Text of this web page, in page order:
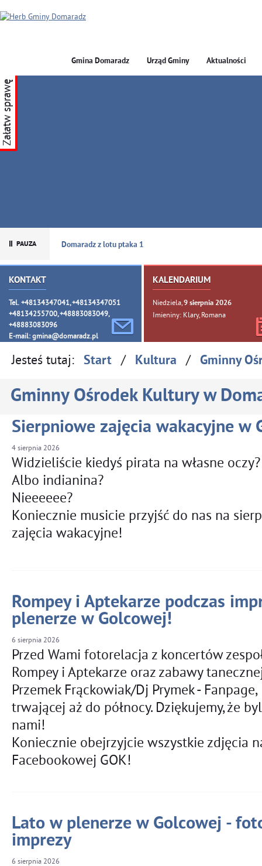
GMINA DOMARADZ
Gmina Domaradz Urząd Gminy Aktualności
Domaradz z lotu ptaka 1
KONTAKT
Tel. +48134347041, +48134347051
+48134255700, +48883083049,
+48883083096
E-mail: gmina@domaradz.pl
KALENDARIUM
Niedziela, 9sierpnia 2026
Imieniny: Klary, Romana
Załatw sprawę
Jesteś tutaj: Start / Kultura / Gminny
Gminny Ośrodek Kultury w
Sierpniowe zajęcia wakacyjne w
4 sierpnia 2026
Widzieliście kiedyś pirata na własne
Albo indianina?
Nieeeeee?
Koniecznie musicie przyjść do nas na
zajęcia wakacyjne!
Rompey i Aptekarze podczas
plenerze w Golcowej!
6 sierpnia 2026
Przed Wami fotorelacja z koncertów
Rompey i Aptekarze oraz zabawy
Przemek Frąckowiak/Dj Prymek - Fanpage,
trwającej aż do północy. Dziękujemy, że
nami!
Koniecznie obejrzyjcie wszystkie zdjęcia
Facebookowej GOK!
Lato w plenerze w Golcowej -
imprezy
6 sierpnia 2026